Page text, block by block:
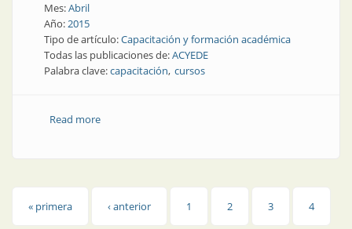
Mes:Abril
Año:2015
Tipo de artículo:Capacitación y formación académica
Todas las publicaciones de:ACYEDE
Palabra clave:capacitación cursos
Read moreabout ACYEDE | Capacitación, seminarios, cursos y
Páginas
« primera ‹ anterior 1 2 3 4